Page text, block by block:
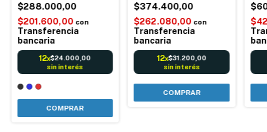
con Base + 8 Rollos
80x50 + Caja para
dinero con cerradura
Manual
$288.000,00
$201.600,00 con
Transferencia
bancaria
12x$24.000,00
sin interés
COMPRAR
Omnidireccional+ 8
Rollos 80x50 + Caja
para dinero electronica
5 Divisiones SCH TEC
$374.400,00
$262.080,00 con
Transferencia
bancaria
12x$31.200,00
sin interés